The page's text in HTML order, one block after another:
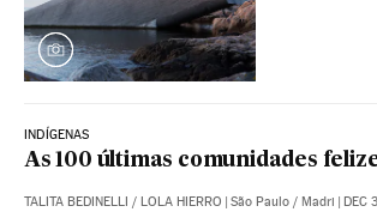
INDÍGENAS
As 100 últimas comunidades
TALITA BEDINELLI / LOLA HIERRO | São Paulo / Madri | DEC